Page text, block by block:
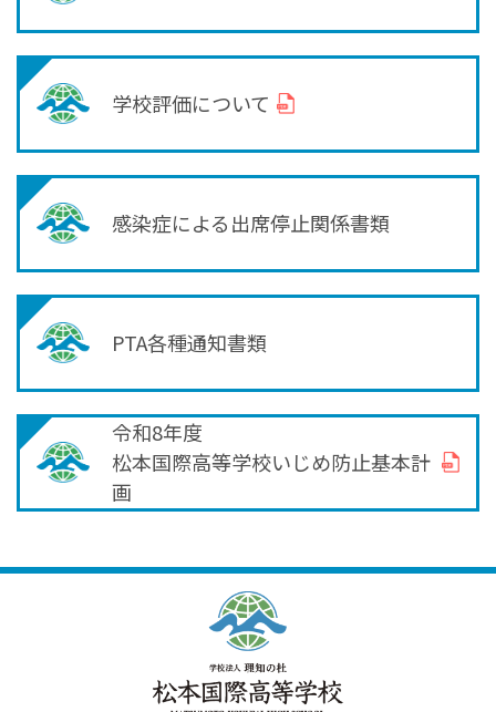
学校評価について
感染症による出席停止関係書類
PTA各種通知書類
令和8年度
松本国際高等学校いじめ防止基本計
画